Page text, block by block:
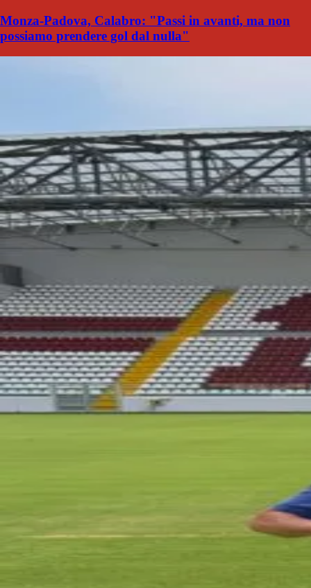
Monza-Padova, Calabro: "Passi in avanti, ma non
possiamo prendere gol dal nulla"